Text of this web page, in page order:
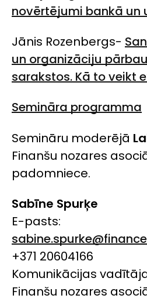
novērtējumi bankā un
Jānis Rozenbergs-
un organizāciju
sarakstos. Kā to veikt
Semināra programma
Semināru moderējā
Finanšu nozares
padomniece.
Sabīne Spurķe
E-pasts:
+371 20604166
Komunikācijas
Finanšu nozares